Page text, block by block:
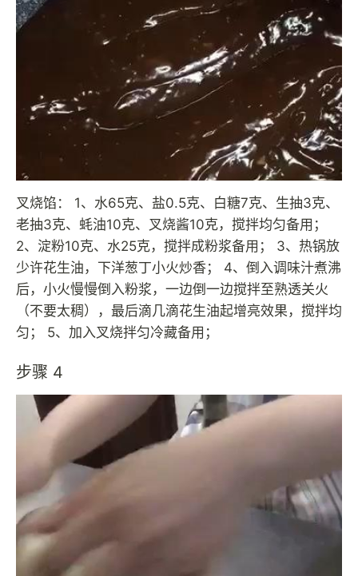
叉烧馅： 1、水65克、盐0.5克、白糖7克、生抽3克、
老抽3克、蚝油10克、叉烧酱10克，搅拌均匀备用；
2、淀粉10克、水25克，搅拌成粉浆备用； 3、热锅放
少许花生油，下洋葱丁小火炒香； 4、倒入调味汁煮沸
后，小火慢慢倒入粉浆，一边倒一边搅拌至熟透关火
（不要太稠），最后滴几滴花生油起增亮效果，搅拌均
匀； 5、加入叉烧拌匀冷藏备用；
步骤 4